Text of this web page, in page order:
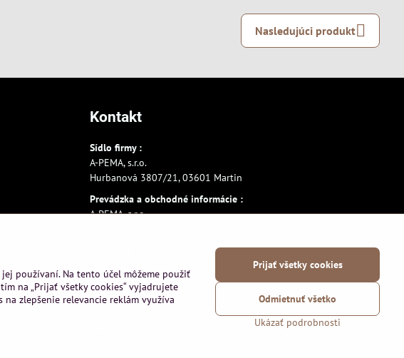
Nasledujúci produkt
Kontakt
Sídlo firmy :
A-PEMA, s.r.o.
Hurbanová 3807/21, 03601 Martin
Prevádzka a obchodné informácie :
A-PEMA, s.r.o.
+421 903 807209
používaní. Na tento účel môžeme použiť
na „Prijať všetky cookies“ vyjadrujete
zlepšenie relevancie reklám využíva
Ukázať podrobnosti
Prijať všetky cookies
Odmietnuť všetko